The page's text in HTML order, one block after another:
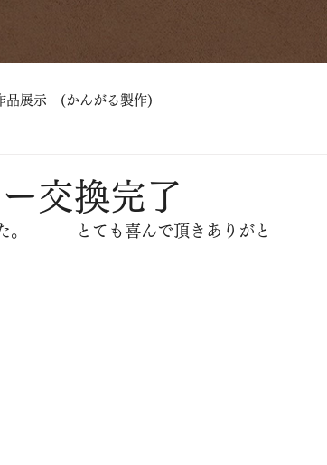
品展示 (かんがる製作)
交換完了
。　　　とても喜んで頂きありがと